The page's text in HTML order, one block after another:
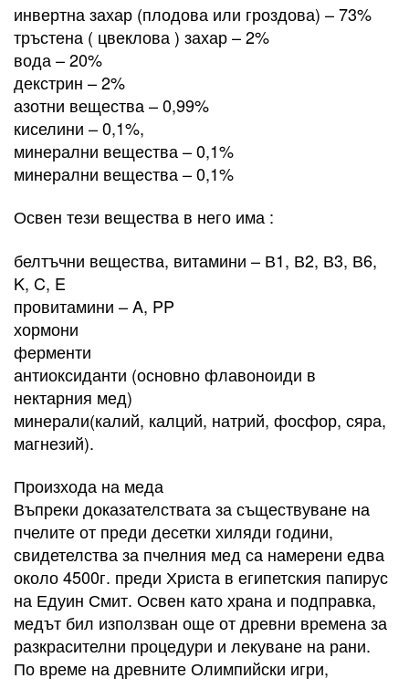
инвертна захар (плодова или гроздова) – 73%
тръстена ( цвеклова ) захар – 2%
вода – 20%
декстрин – 2%
азотни вещества – 0,99%
киселини – 0,1%,
минерални вещества – 0,1%
минерални вещества – 0,1%
Освен тези вещества в него има :
белтъчни вещества, витамини – В1, В2, В3, В6,
K, C, E
провитамини – A, PP
хормони
ферменти
антиоксиданти (основно флавоноиди в
нектарния мед)
минерали(калий, калций, натрий, фосфор, сяра,
магнезий).
Произхода на меда
Въпреки доказателствата за съществуване на
пчелите от преди десетки хиляди години,
свидетелства за пчелния мед са намерени едва
около 4500г. преди Христа в египетския папирус
на Едуин Смит. Освен като храна и подправка,
медът бил използван още от древни времена за
разкрасителни процедури и лекуване на рани.
По време на древните Олимпийски игри,